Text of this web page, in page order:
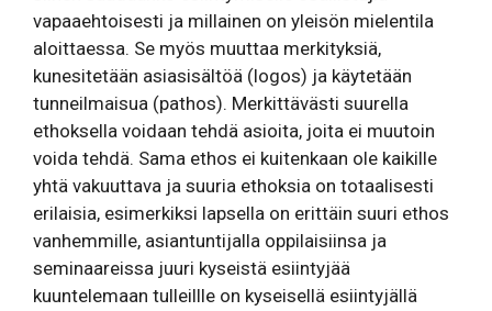
vapaaehtoisesti ja millainen on yleisön mielentila
aloittaessa. Se myös muuttaa merkityksiä,
kunesitetään asiasisältöä (logos) ja käytetään
tunneilmaisua (pathos). Merkittävästi suurella
ethoksella voidaan tehdä asioita, joita ei muutoin
voida tehdä. Sama ethos ei kuitenkaan ole kaikille
yhtä vakuuttava ja suuria ethoksia on totaalisesti
erilaisia, esimerkiksi lapsella on erittäin suuri ethos
vanhemmille, asiantuntijalla oppilaisiinsa ja
seminaareissa juuri kyseistä esiintyjää
kuuntelemaan tulleillle on kyseisellä esiintyjällä